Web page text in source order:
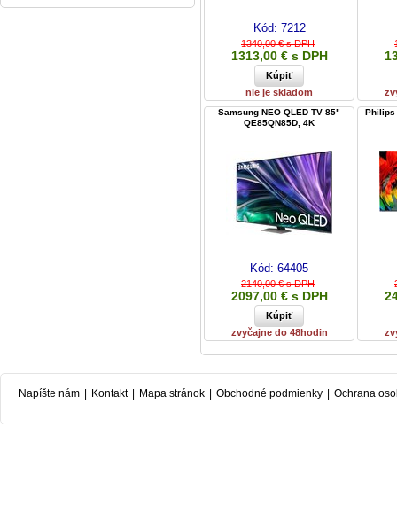
Kód: 7212
1340,00 € s DPH
1313,00 € s DPH
nie je skladom
Samsung NEO QLED TV 85"
QE85QN85D, 4K
Kód: 64405
2140,00 € s DPH
2097,00 € s DPH
zvyčajne do 48hodin
Philips
Napíšte nám Kontakt Mapa stránok Obchodné podmienky Ochrana